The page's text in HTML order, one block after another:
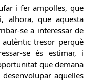
i fer ampolles, que
alhora, que aquesta
se a interessar de
tresor perquè
se és estimar, i
que demana
aquelles